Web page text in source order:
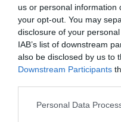
us or personal information
your opt-out. You may
disclosure of your
IAB’s list of downstream
also be disclosed by us to
Downstream Participants
Personal Data
Αίσιο τέλος για τον